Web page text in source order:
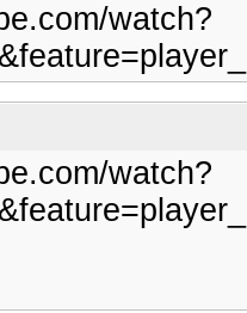
watch?
watch?